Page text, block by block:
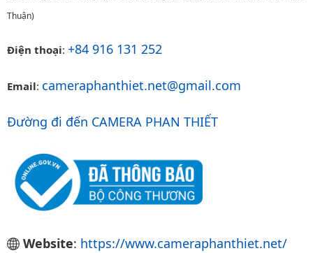
Thuận)
Điện thoại: +84 916 131 252
Email: cameraphanthiet.net@gmail.com
Đường đi đến CAMERA PHAN THIẾT
Website: https://www.cameraphanthiet.net/